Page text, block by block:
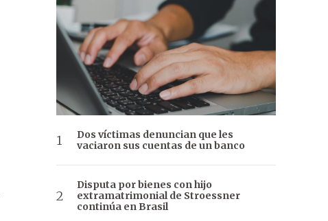
Dos víctimas denuncian que les
vaciaron sus cuentas de un banco
Disputa por bienes con hijo
extramatrimonial de Stroessner
continúa en Brasil